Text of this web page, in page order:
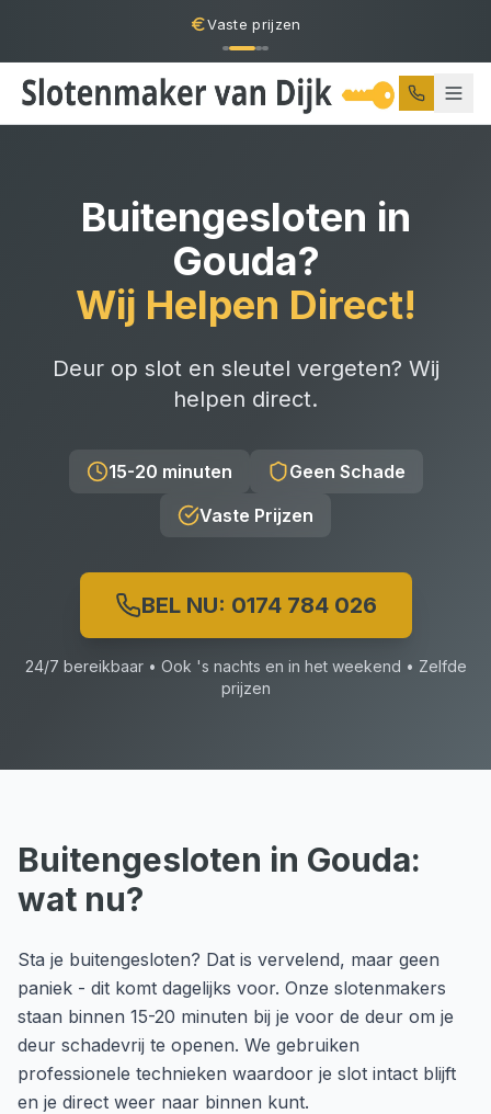
Vaste prijzen
Buitengesloten in
Gouda?
Wij Helpen Direct!
Deur op slot en sleutel vergeten? Wij
helpen direct.
15-20 minuten
Geen Schade
Vaste Prijzen
BEL NU: 0174 784 026
24/7 bereikbaar • Ook 's nachts en in het weekend • Zelfde
prijzen
Buitengesloten in Gouda:
wat nu?
Sta je buitengesloten? Dat is vervelend, maar geen
paniek - dit komt dagelijks voor. Onze slotenmakers
staan binnen 15-20 minuten bij je voor de deur om je
deur schadevrij te openen. We gebruiken
professionele technieken waardoor je slot intact blijft
en je direct weer naar binnen kunt.